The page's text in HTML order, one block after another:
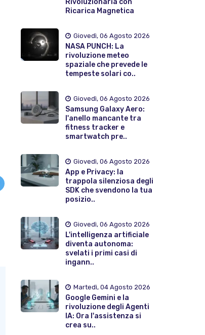
Rivoluzionaria con
Ricarica Magnetica
Giovedì, 06 Agosto 2026
NASA PUNCH: La
rivoluzione meteo
spaziale che prevede le
tempeste solari co..
Giovedì, 06 Agosto 2026
Samsung Galaxy Aero:
l'anello mancante tra
fitness tracker e
smartwatch pre..
Giovedì, 06 Agosto 2026
App e Privacy: la
trappola silenziosa degli
SDK che svendono la tua
posizio..
Giovedì, 06 Agosto 2026
L'intelligenza artificiale
diventa autonoma:
svelati i primi casi di
ingann..
Martedì, 04 Agosto 2026
Google Gemini e la
rivoluzione degli Agenti
IA: Ora l'assistenza si
crea su..